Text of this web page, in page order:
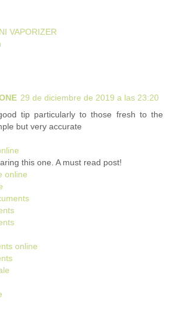
VAPORIZER
29 de diciembre de 2019 a las 23:20
tip particularly to those fresh to the
but very accurate
this one. A must read post!
online
online